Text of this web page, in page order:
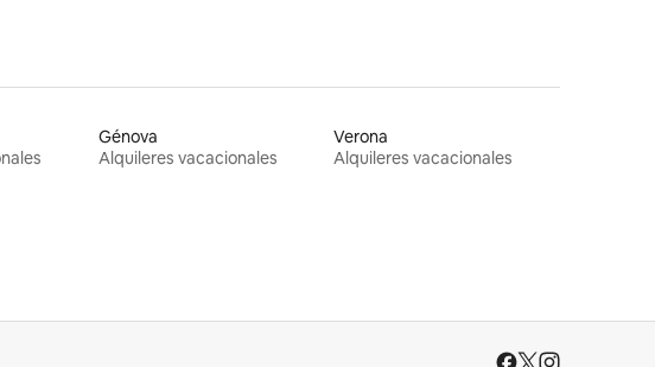
Génova
Alquileres vacacionales
Verona
Alquileres vacacionales